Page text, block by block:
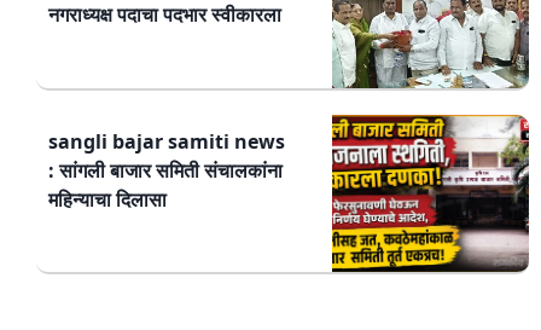
नगराध्यक्ष पदाचा पदभार स्वीकारला
sangli bajar samiti news
: सांगली बाजार समिती संचालकांना
महिन्याचा दिलासा